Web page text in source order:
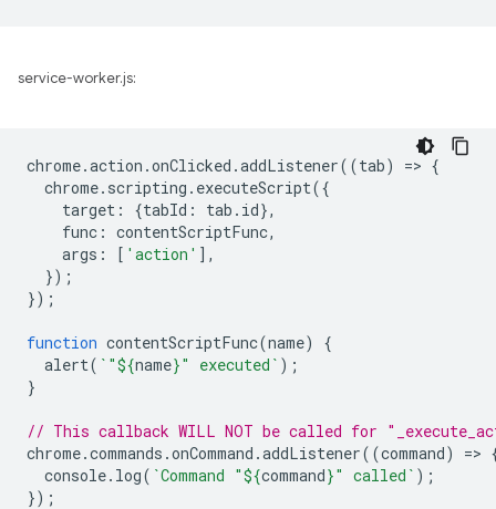
service-worker.js:
chrome.action .onClicked .addListener((tab) => {
chrome. scripting . executeScript({
target : {tabId : tab . id},
func : contentScriptFunc,
args : [ 'action' ],
});
});
function contentScriptFunc(name)
{
alert( `"${name}" executed` );
}
// This callback WILL NOT be called for
chrome.commands .onCommand .addListener((command) =>
console. log( `Command "${command}" called` );
});